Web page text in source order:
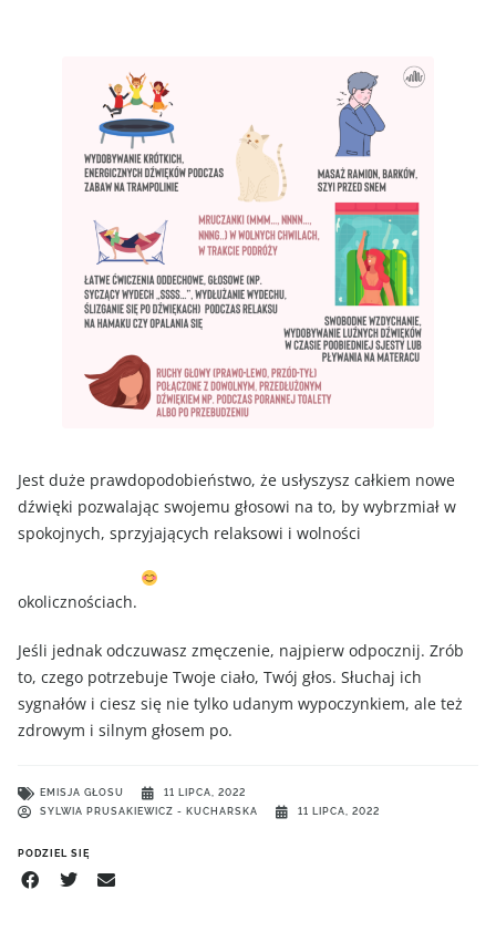
Jest duże prawdopodobieństwo, że usłyszysz całkiem nowe
dźwięki pozwalając swojemu głosowi na to, by wybrzmiał w
spokojnych, sprzyjających relaksowi i wolności
okolicznościach.
Jeśli jednak odczuwasz zmęczenie, najpierw odpocznij. Zrób
to, czego potrzebuje Twoje ciało, Twój głos. Słuchaj ich
sygnałów i ciesz się nie tylko udanym wypoczynkiem, ale też
zdrowym i silnym głosem po.
EMISJA GŁOSU
11 LIPCA, 2022
SYLWIA PRUSAKIEWICZ - KUCHARSKA
11 LIPCA, 2022
PODZIEL SIĘ